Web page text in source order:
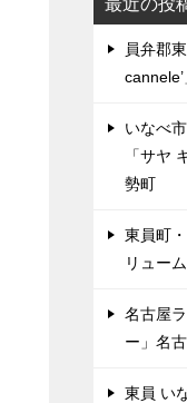
最近の投
員弁郡
cannele’
いなべ
「サヤ
勢町
東員町
リュー
名古屋
ー」名
東員 い